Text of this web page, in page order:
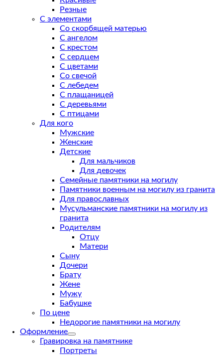
Резные
С элементами
Со скорбящей матерью
С ангелом
С крестом
С сердцем
С цветами
Со свечой
С лебедем
С плащаницей
С деревьями
С птицами
Для кого
Мужские
Женские
Детские
Для мальчиков
Для девочек
Семейные памятники на могилу
Памятники военным на могилу из гранита
Для православных
Мусульманские памятники на могилу из
гранита
Родителям
Отцу
Матери
Сыну
Дочери
Брату
Жене
Мужу
Бабушке
По цене
Недорогие памятники на могилу
Оформление
Гравировка на памятнике
Портреты